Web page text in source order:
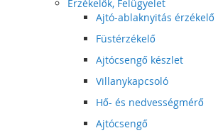
Érzékelők, Felügyelet
Ajtó-ablaknyitás érzékelő
Füstérzékelő
Ajtócsengő készlet
Villanykapcsoló
Hő- és nedvességmérő
Ajtócsengő